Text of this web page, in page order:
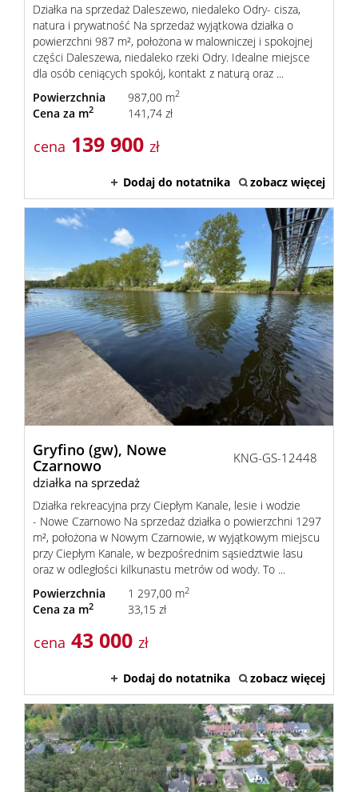
Działka na sprzedaż Daleszewo, niedaleko Odry- cisza,
natura i prywatność Na sprzedaż wyjątkowa działka o
powierzchni 987 m², położona w malowniczej i spokojnej
części Daleszewa, niedaleko rzeki Odry. Idealne miejsce
dla osób ceniących spokój, kontakt z naturą oraz ...
Powierzchnia
987,00 m2
Cena za m2 141,74 zł
cena 139 900 zł
Dodaj do notatnika zobacz więcej
Gryfino (gw), Nowe
Czarnowo
działka na sprzedaż
KNG-GS-12448
Działka rekreacyjna przy Ciepłym Kanale, lesie i wodzie
- Nowe Czarnowo Na sprzedaż działka o powierzchni 1297
m², położona w Nowym Czarnowie, w wyjątkowym miejscu
przy Ciepłym Kanale, w bezpośrednim sąsiedztwie lasu
oraz w odległości kilkunastu metrów od wody. To ...
Powierzchnia
1 297,00 m2
Cena za m2 33,15 zł
cena 43 000 zł
Dodaj do notatnika zobacz więcej